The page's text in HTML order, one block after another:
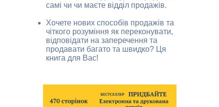
самі чи чи маєте відділ продажів.
Хочете нових способів продажів та
чіткого розуміння як переконувати,
відповідати на заперечення та
продавати багато та швидко? Ця
книга для Вас!